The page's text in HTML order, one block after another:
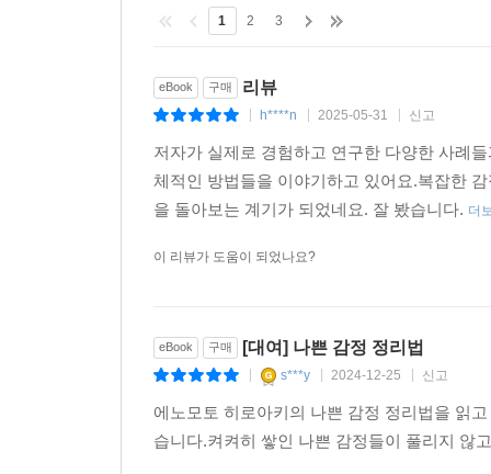
1 2 3
eBook 구매 리뷰
h****n 2025-05-31 신고
저자가 실제로 경험하고 연구한 다양한 사례
체적인 방법들을 이야기하고 있어요.복잡한
을 돌아보는 계기가 되었네요. 잘 봤습니다. 더
이 리뷰가 도움이 되었나요?
eBook 구매 [대여] 나쁜 감정 정리법
s***y 2024-12-25 신고
에노모토 히로아키의 나쁜 감정 정리법을 읽
습니다.켜켜히 쌓인 나쁜 감정들이 풀리지 않